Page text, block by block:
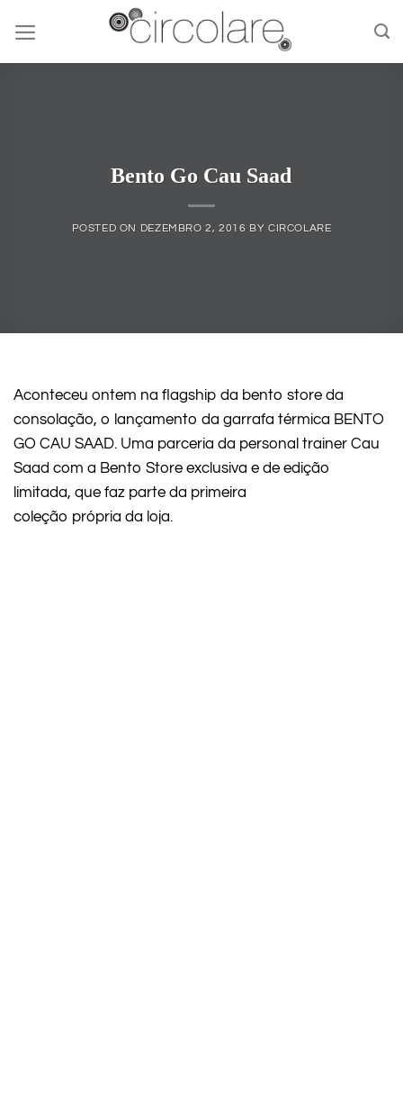
content
Bento Go Cau Saad
POSTED ON DEZEMBRO 2, 2016 BY CIRCOLARE
Aconteceu ontem na flagship da bento store da
consolação, o lançamento da garrafa térmica BENTO
GO CAU SAAD. Uma parceria da personal trainer Cau
Saad com a Bento Store exclusiva e de edição
limitada, que faz parte da primeira
coleção própria da loja.